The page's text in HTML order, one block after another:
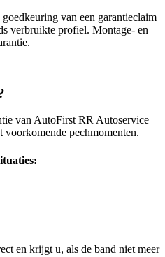
van een garantieclaim
verbruikte profiel. Montage- en
van AutoFirst RR Autoservice
voorkomende pechmomenten.
en krijgt u, als de band niet meer